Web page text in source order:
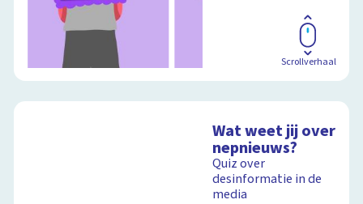
Scrollverhaal
Wat weet jij over
nepnieuws?
Quiz over
desinformatie in de
media